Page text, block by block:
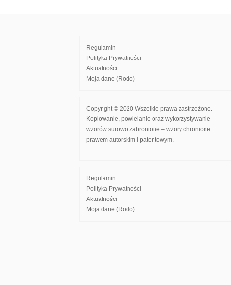
Regulamin
Polityka Prywatności
Aktualności
Moja dane (Rodo)
Copyright © 2020 Wszelkie prawa zastrzeżone.
Kopiowanie, powielanie oraz wykorzystywanie
wzorów surowo zabronione – wzory chronione
prawem autorskim i patentowym.
Regulamin
Polityka Prywatności
Aktualności
Moja dane (Rodo)